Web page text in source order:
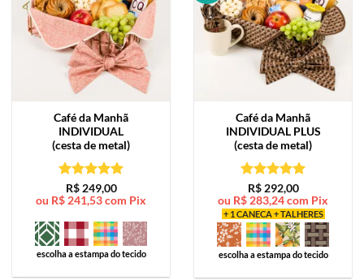
Café da Manhã
INDIVIDUAL
(cesta de metal)
Avaliação5
de 5
R$249,00
ou R$ 241,53com Pix
escolha a estampa do tecido
Café da Manhã
INDIVIDUAL PLUS
(cesta de metal)
Avaliação5
de 5
R$292,00
ou R$ 283,24com Pix
+ 1 CANECA + TALHERES
escolha a estampa do tecido